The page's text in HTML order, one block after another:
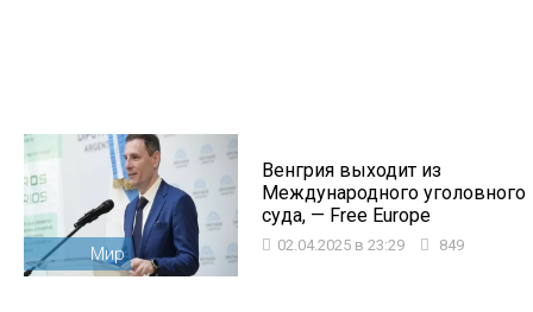
Мир
Венгрия выходит из
Международного уголовного
суда, — Free Europe
02.04.2025 в 23:29 849